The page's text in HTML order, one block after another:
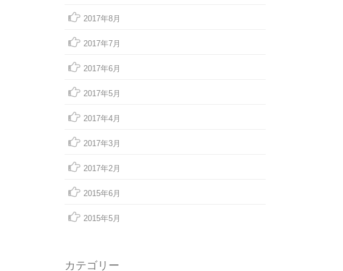
2017年8月
2017年7月
2017年6月
2017年5月
2017年4月
2017年3月
2017年2月
2015年6月
2015年5月
カテゴリー